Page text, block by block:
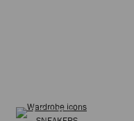
スニーカー